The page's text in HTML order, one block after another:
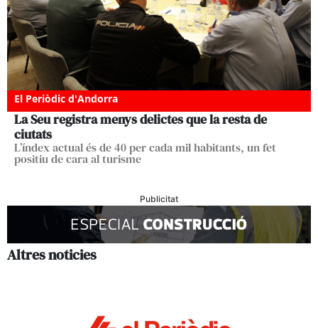
El Periòdic d'Andorra
La Seu registra menys delictes que la resta de
ciutats
L’índex actual és de 40 per cada mil habitants, un fet
positiu de cara al turisme
Publicitat
Altres noticies